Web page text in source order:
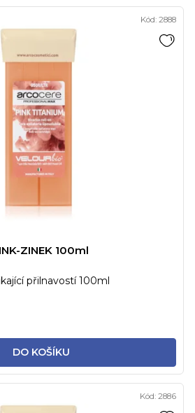
ZINEK 100ml
DO KOŠÍKU
přilnavostí 100ml
Kód: 2888
Kód: 2886